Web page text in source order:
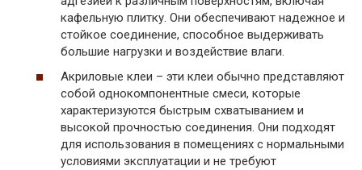
кафельную плитку. Они обеспечивают надежное и
стойкое соединение, способное выдерживать
большие нагрузки и воздействие влаги.
Акриловые клеи – эти клеи обычно представляют
собой однокомпонентные смеси, которые
характеризуются быстрым схватыванием и
высокой прочностью соединения. Они подходят
для использования в помещениях с нормальными
условиями эксплуатации и не требуют